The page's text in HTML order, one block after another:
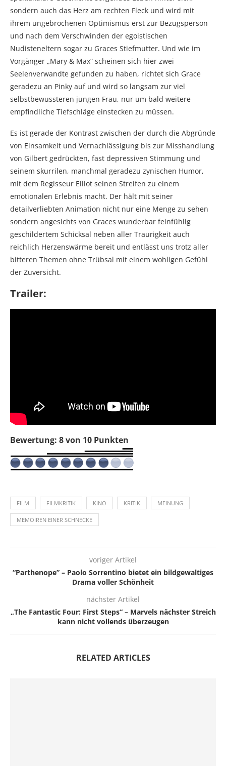
sondern auch das Herz am rechten Fleck und wird mit
ihrem ungebrochenen Optimismus erst zur Bezugsperson
und nach dem Verschwinden der egoistischen
Nudisteneltern sogar zu Graces Stiefmutter. Und wie im
Vorgänger „Mary & Max“ scheinen sich hier zwei
Seelenverwandte gefunden zu haben, richtet sich Grace
geradezu an Pinky auf und wird so langsam zur viel
selbstbewussteren jungen Frau, nur um bald weitere
empfindliche Tiefschläge einstecken zu müssen.
Es ist gerade der Kontrast zwischen der durch die Abgründe
von Einsamkeit und Vernachlässigung bis zur Misshandlung
von Gilbert gedrückten, fast depressiven Stimmung und
seinem skurrilen, manchmal geradezu zynischen Humor,
mit dem Regisseur Elliot seinen Streifen zu einem
emotionalen Erlebnis macht. Der hält mit seiner
detailverliebten Animation nicht nur eine Menge zu sehen
sondern angesichts von Graces wunderbar feinfühlig
geschildertem Schicksal neben aller Traurigkeit auch
reichlich Herzenswärme bereit und entlässt uns trotz aller
bitteren Themen ohne Trübsal mit einem wohligen Gefühl
der Zuversicht.
Trailer:
Bewertung: 8 von 10 Punkten
FILM FILMKRITIK KINO KRITIK MEINUNG
MEMOIREN EINER SCHNECKE
voriger Artikel
“Parthenope” – Paolo Sorrentino bietet ein bildgewaltiges
Drama voller Schönheit
nächster Artikel
„The Fantastic Four: First Steps“ – Marvels nächster Streich
kann nicht vollends überzeugen
RELATED ARTICLES